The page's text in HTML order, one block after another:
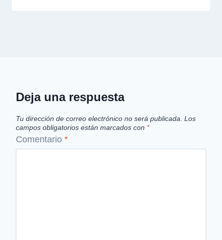
Deja una respuesta
Tu dirección de correo electrónico no será publicada. Los
campos obligatorios están marcados con *
Comentario *